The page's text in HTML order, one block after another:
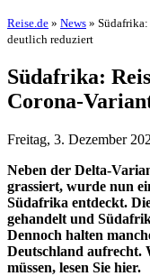
Reise.de » News » Südafrika:
deutlich reduziert
Südafrika:
Corona-
Freitag, 3. Dezember
Neben der Delta-
grassiert, wurde nun
Südafrika entdeckt.
gehandelt und
Dennoch halten
Deutschland aufrecht.
müssen, lesen Sie hier.